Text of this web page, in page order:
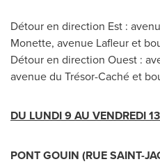
Détour en direction Est :
Monette, avenue Lafleur et
Détour en direction Ouest :
avenue du Trésor-Caché et
DU LUNDI9 AU VENDREDI
PONT GOUIN (RUESAINT-